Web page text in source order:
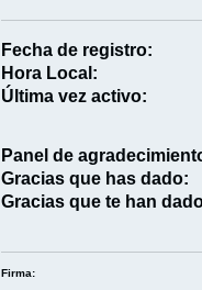
Fecha de registro:
Hora Local:
Última vez activo:
Panel de
Gracias que has dado:
Gracias que te han
Firma: